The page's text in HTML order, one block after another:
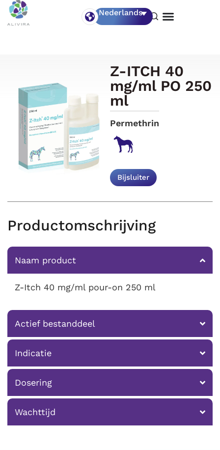
Nederlands
Z-ITCH 40
mg/ml PO 250
ml
Permethrin
Bijsluiter
Productomschrijving
Naam product
Z-Itch 40 mg/ml pour-on 250 ml
Actief bestanddeel
Indicatie
Dosering
Wachttijd